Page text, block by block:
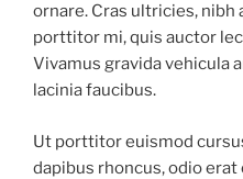
ornare. Cras ultricies,
porttitor mi, quis auctor
Vivamus gravida vehicula
lacinia faucibus.
Ut porttitor euismod
dapibus rhoncus, odio